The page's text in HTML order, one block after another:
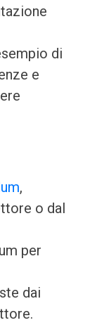
di
e
,
o dal
per
dai